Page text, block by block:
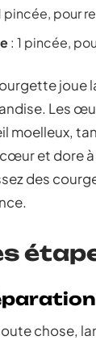
pincée, pour
: 1 pincée,
joue
Les
moelleux,
et dore
des
chose,